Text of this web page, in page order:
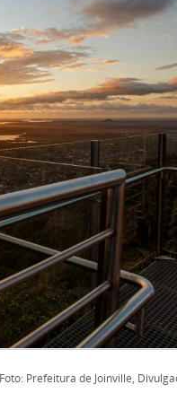
Prefeitura de Joinville,